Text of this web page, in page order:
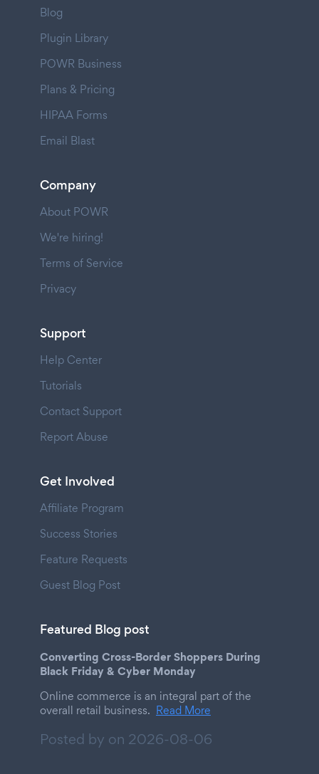
Blog
Plugin Library
POWR Business
Plans & Pricing
HIPAA Forms
Email Blast
Company
About POWR
We're hiring!
Terms of Service
Privacy
Support
Help Center
Tutorials
Contact Support
Report Abuse
Get Involved
Affiliate Program
Success Stories
Feature Requests
Guest Blog Post
Featured Blog post
Converting Cross-Border Shoppers During
Black Friday & Cyber Monday
Online commerce is an integral part of the
overall retail business. Read More
Posted by on 2026-08-06